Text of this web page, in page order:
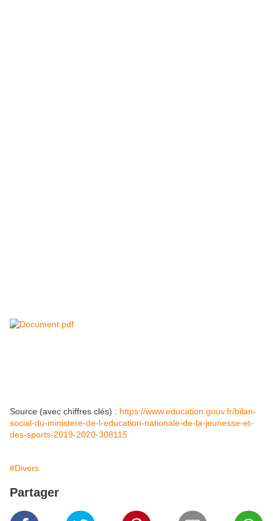
Source (avec chiffres clés) : https://www.education.gouv.fr/bilan-
social-du-ministere-de-l-education-nationale-de-la-jeunesse-et-
des-sports-2019-2020-308115
#Divers
Partager